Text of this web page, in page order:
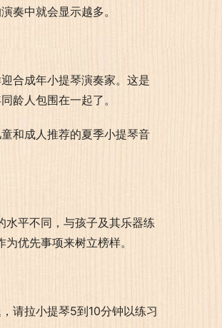
奏中就会显示越多。
合成年小提琴演奏家。这是
龄人包围在一起了。
和成人推荐的夏季小提琴音
平不同，与孩子及其乐器练
优先事项来树立榜样。
请拉小提琴5到10分钟以练习